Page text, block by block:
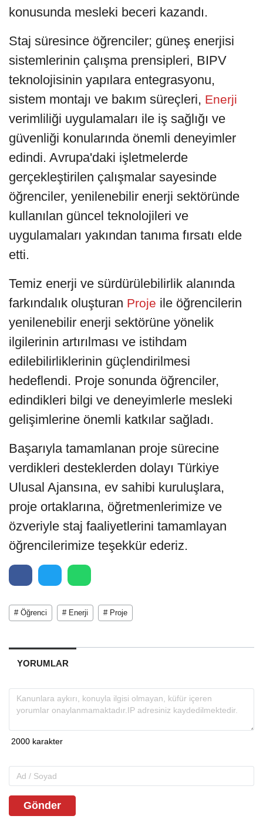
konusunda mesleki beceri kazandı.
Staj süresince öğrenciler; güneş enerjisi
sistemlerinin çalışma prensipleri, BIPV
teknolojisinin yapılara entegrasyonu,
sistem montajı ve bakım süreçleri, Enerji
verimliliği uygulamaları ile iş sağlığı ve
güvenliği konularında önemli deneyimler
edindi. Avrupa'daki işletmelerde
gerçekleştirilen çalışmalar sayesinde
öğrenciler, yenilenebilir enerji sektöründe
kullanılan güncel teknolojileri ve
uygulamaları yakından tanıma fırsatı elde
etti.
Temiz enerji ve sürdürülebilirlik alanında
farkındalık oluşturan Proje ile öğrencilerin
yenilenebilir enerji sektörüne yönelik
ilgilerinin artırılması ve istihdam
edilebilirliklerinin güçlendirilmesi
hedeflendi. Proje sonunda öğrenciler,
edindikleri bilgi ve deneyimlerle mesleki
gelişimlerine önemli katkılar sağladı.
Başarıyla tamamlanan proje sürecine
verdikleri desteklerden dolayı Türkiye
Ulusal Ajansına, ev sahibi kuruluşlara,
proje ortaklarına, öğretmenlerimize ve
özveriyle staj faaliyetlerini tamamlayan
öğrencilerimize teşekkür ederiz.
# Öğrenci # Enerji # Proje
YORUMLAR
Gönder